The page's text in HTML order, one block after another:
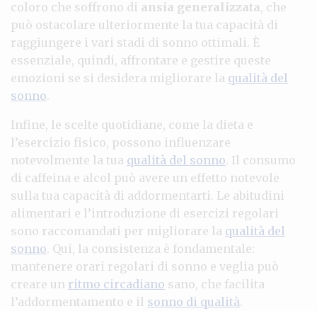
coloro che soffrono di ansia generalizzata, che
può ostacolare ulteriormente la tua capacità di
raggiungere i vari stadi di sonno ottimali. È
essenziale, quindi, affrontare e gestire queste
emozioni se si desidera migliorare la qualità del
sonno.
Infine, le scelte quotidiane, come la dieta e
l’esercizio fisico, possono influenzare
notevolmente la tua qualità del sonno. Il consumo
di caffeina e alcol può avere un effetto notevole
sulla tua capacità di addormentarti. Le abitudini
alimentari e l’introduzione di esercizi regolari
sono raccomandati per migliorare la qualità del
sonno. Qui, la consistenza è fondamentale:
mantenere orari regolari di sonno e veglia può
creare un ritmo circadiano sano, che facilita
l’addormentamento e il sonno di qualità.